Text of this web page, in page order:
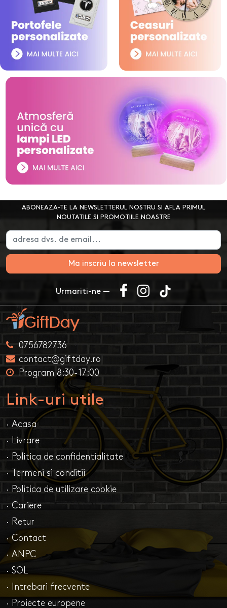
ABONEAZA-TE LA NEWSLETTERUL NOSTRU SI AFLA PRIMUL
NOUTATILE SI PROMOTIILE NOASTRE
Ma inscriu la newsletter
Urmariti-ne —
0756782736
contact@giftday.ro
Program 8:30-17:00
Link-uri utile
· Acasa
· Livrare
· Politica de confidentialitate
· Termeni si conditii
· Politica de utilizare cookie
· Cariere
· Retur
· Contact
· ANPC
· SOL
· Intrebari frecvente
· Proiecte europene